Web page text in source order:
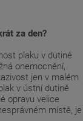
za den?
plaku v dutině
onemocnění,
jen v malém
v ústní dutině
opravu velice
místě, je